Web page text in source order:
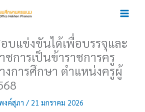
บแข่งขันได้เพื่อบรรจุและ
ชการเป็นข้าราชการครู
งการศึกษา ตำแหน่งครูผู้
งค์สุภา / 21 มกราคม 2026